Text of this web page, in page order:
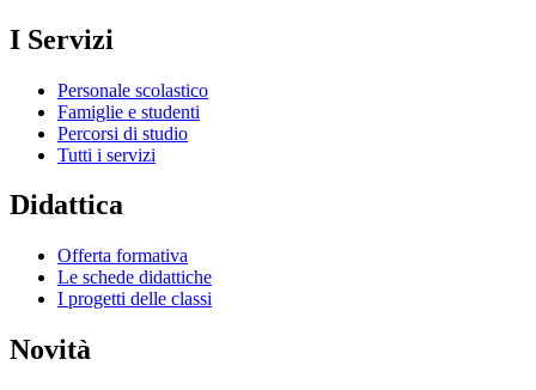
I Servizi
Personale scolastico
Famiglie e studenti
Percorsi di studio
Tutti i servizi
Didattica
Offerta formativa
Le schede didattiche
I progetti delle classi
Novità